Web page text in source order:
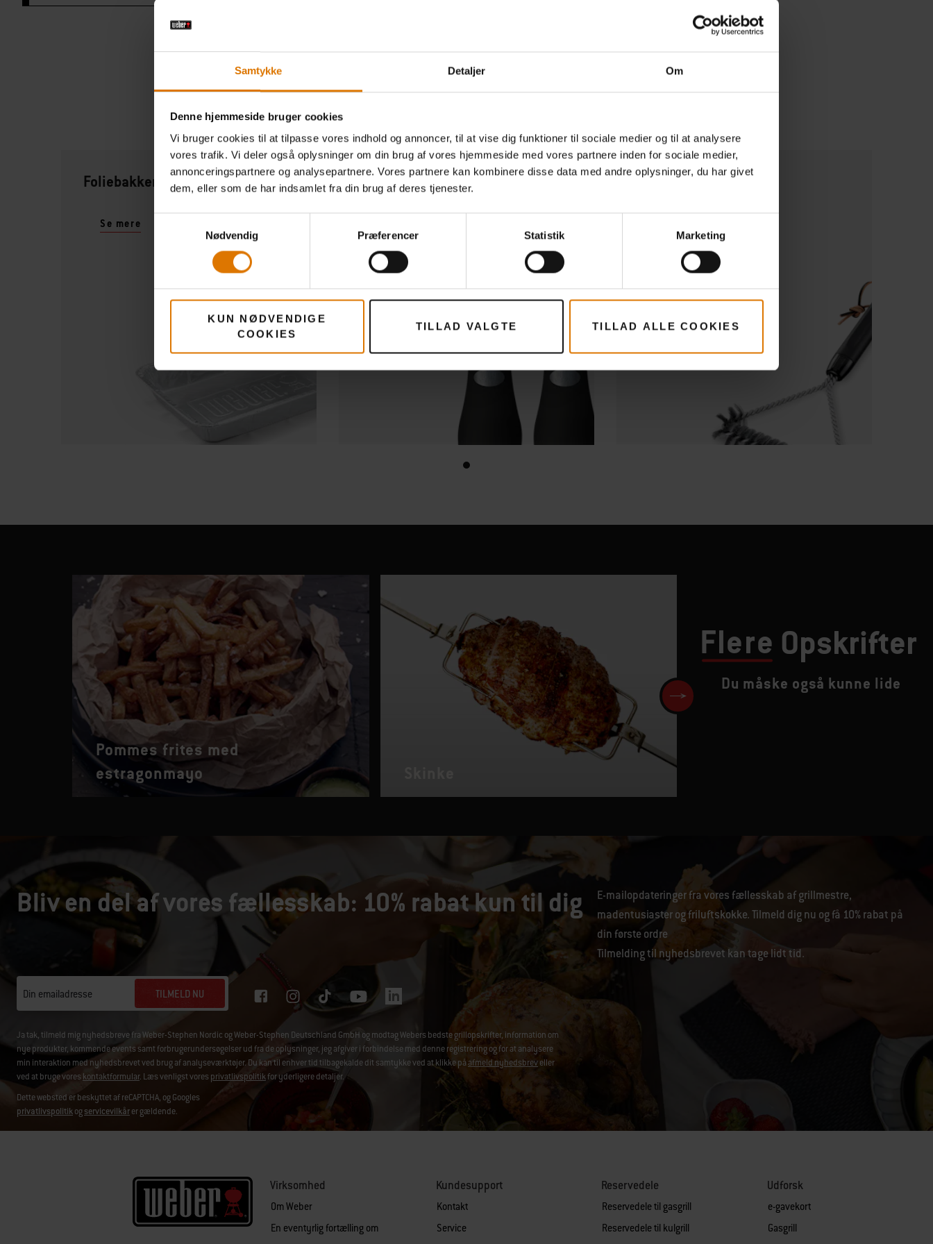
Samtykke Detaljer Om
Denne hjemmeside bruger cookies
Vi bruger cookies til at tilpasse vores indhold og annoncer, til at vise dig funktioner til sociale medier og til at analysere
vores trafik. Vi deler også oplysninger om din brug af vores hjemmeside med vores partnere inden for sociale medier,
annonceringspartnere og analysepartnere. Vores partnere kan kombinere disse data med andre oplysninger, du har givet
dem, eller som de har indsamlet fra din brug af deres tjenester.
Nødvendig
Præferencer Statistik Marketing
KUN NØDVENDIGE
COOKIES
TILLAD VALGTE TILLAD ALLE COOKIES
Gør det nemt
Foliebakker
Se mere
Premium salt- og pebersæt
199,00 DKK
149,25 DKK inkl. moms
Se mere
Grillbørste
Flere Opskrifter
Du måske også kunne lide
Pommes frites med
estragonmayo
Bliv en del af vores fællesskab: 10% rabat kun til dig
E-mailopdateringer fra vores fællesskab af grillmestre,
madentusiaster og friluftskokke. Tilmeld dig nu og få 10% rabat på
din første ordre
Tilmelding til nyhedsbrevet kan tage lidt tid.
Din emailadresse TILMELD NU
Ja tak, tilmeld mig nyhedsbreve fra Weber-Stephen Nordic og Weber-Stephen Deutschland GmbH og modtag Webers bedste grillopskrifter, information om
nye produkter, kommende events samt forbrugerundersøgelser ud fra de oplysninger, jeg afgiver i forbindelse med denne registrering og for at analysere
min interaktion med nyhedsbrevet ved brug af analyseværktøjer. Du kan til enhver tid tilbagekalde dit samtykke ved at klikke påafmeld nyhedsbreveller
ved at bruge vores kontaktformular. Læs venligst vores privatlivspolitikfor yderligere detaljer.
Dette websted er beskyttet af reCAPTCHA, og Googles
privatlivspolitikogservicevilkårer gældende.
Virksomhed
Om Weber
En eventyrlig fortælling om
Kundesupport
Kontakt
Service
Reservedele
Reservedele til gasgrill
Reservedele til kulgrill
Udforsk
e-gavekort
Gasgrill